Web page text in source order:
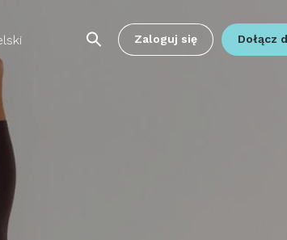
Zaloguj się Dołącz